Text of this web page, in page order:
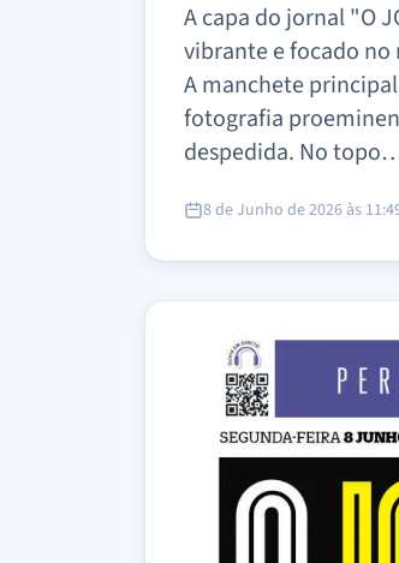
A capa do jornal "O
vibrante e focado no
A manchete
fotografia
despedida. No
8 de Junho de 2026 às